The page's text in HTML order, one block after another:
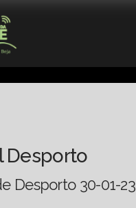
Desporto
Desporto 30-01-23